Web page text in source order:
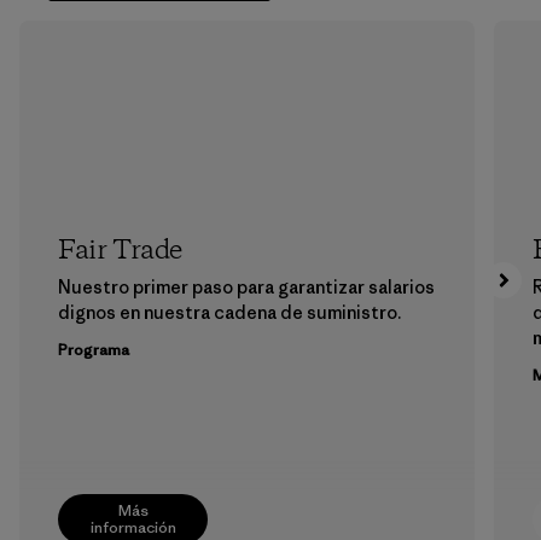
Más
información
Fair Trade
Nuestro primer paso para garantizar salarios
dignos en nuestra cadena de suministro.
Programa